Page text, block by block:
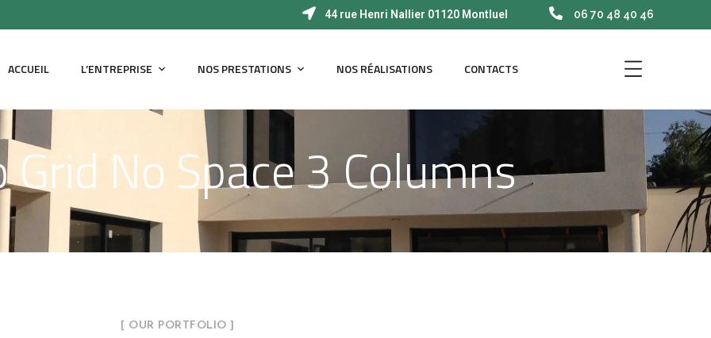
44 rue Henri Nallier 01120 Montluel 06 70 48 40 46
ACCUEIL L’ENTREPRISE NOS PRESTATIONS NOS RÉALISATIONS CONTACTS
No Space 3 Columns
[ OUR PORTFOLIO ]